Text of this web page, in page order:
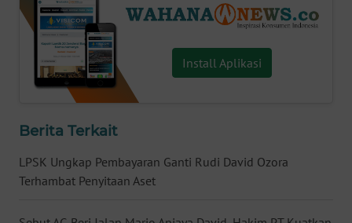
Install Aplikasi
Berita Terkait
LPSK Ungkap Pembayaran Ganti Rudi David Ozora
Terhambat Penyitaan Aset
WN
SUMSEL
WN
BENGKULU
WN
WN